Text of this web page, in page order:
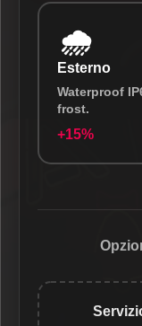
🌧️
Esterno
Waterproof
frost.
+15%